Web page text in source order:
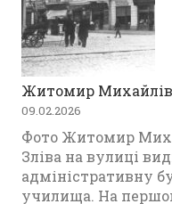
Житомир
09.02.2026
Фото Житомир
Зліва на вулиці
адміністративну
училища. На